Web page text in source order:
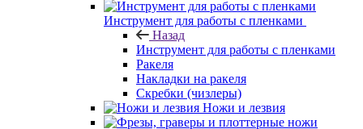
Инструмент для работы с пленками
Назад
Инструмент для работы с пленками
Ракеля
Накладки на ракеля
Скребки (чизлеры)
Ножи и лезвия